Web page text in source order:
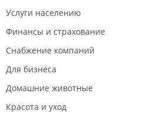
Услуги населению
Финансы и страхование
Снабжение компаний
Для бизнеса
Домашние животные
Красота и уход